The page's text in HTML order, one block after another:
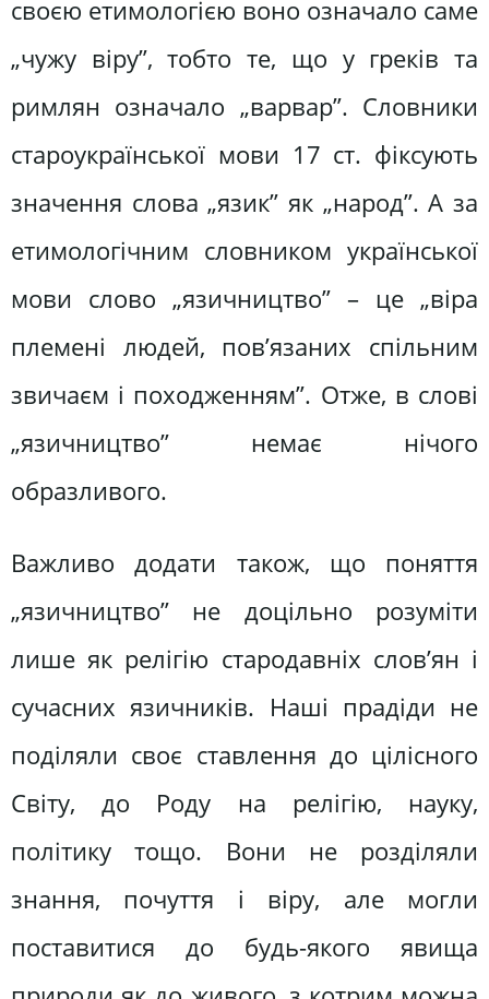
своєю етимологією воно означало саме
„чужу віру”, тобто те, що у греків та
римлян означало „варвар”. Словники
староукраїнської мови 17 ст. фіксують
значення слова „язик” як „народ”. А за
етимологічним словником української
мови слово „язичництво” – це „віра
племені людей, пов’язаних спільним
звичаєм і походженням”. Отже, в слові
„язичництво” немає нічого
образливого.
Важливо додати також, що поняття
„язичництво” не доцільно розуміти
лише як релігію стародавніх слов’ян і
сучасних язичників. Наші прадіди не
поділяли своє ставлення до цілісного
Світу, до Роду на релігію, науку,
політику тощо. Вони не розділяли
знання, почуття і віру, але могли
поставитися до будь-якого явища